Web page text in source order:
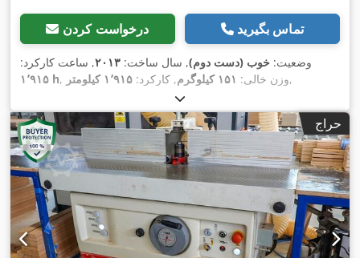
درخواست کردن تماس بگیرید
وضعیت: خوب (دست دوم), سال ساخت: ۲۰۱۳, ساعت کارکرد:
۱٬۹۱۵ h
, وزن خالی: ۱۵۱ کیلوگرم , کارکرد: ۱٬۹۱۵ کیلومتر ,
حراج